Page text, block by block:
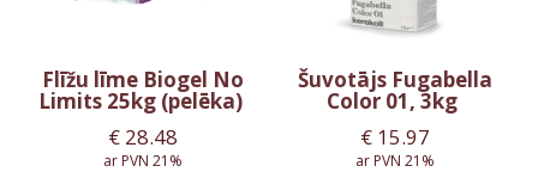
Flīžu līme Biogel No
Limits 25kg (pelēka)
€ 28.48
ar PVN 21%
Šuvotājs Fugabella
Color 01, 3kg
€15.97
ar PVN 21%